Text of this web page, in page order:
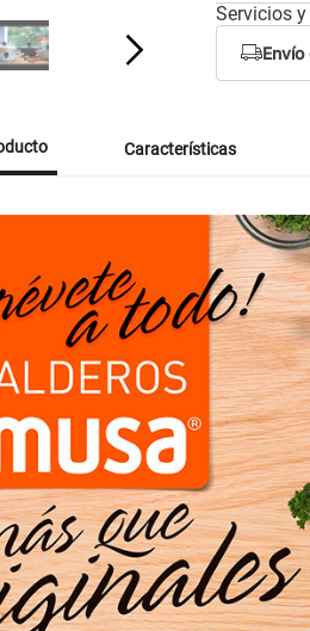
Servicios
Características